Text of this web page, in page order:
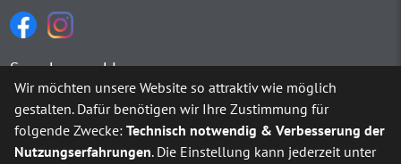
Sprachauswahl
Möchten Sie vonGoogle Translate bereitgestellte externe
Ja Immer
Wir möchten unsere Website so attraktiv wie möglich
gestalten. Dafür benötigen wir Ihre Zustimmung für
folgende Zwecke:Technisch notwendig & Verbesserung der
Nutzungserfahrungen. Die Einstellung kann jederzeit unter